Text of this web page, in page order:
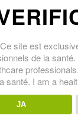
Ce site est
de la
santé. I am a
JA